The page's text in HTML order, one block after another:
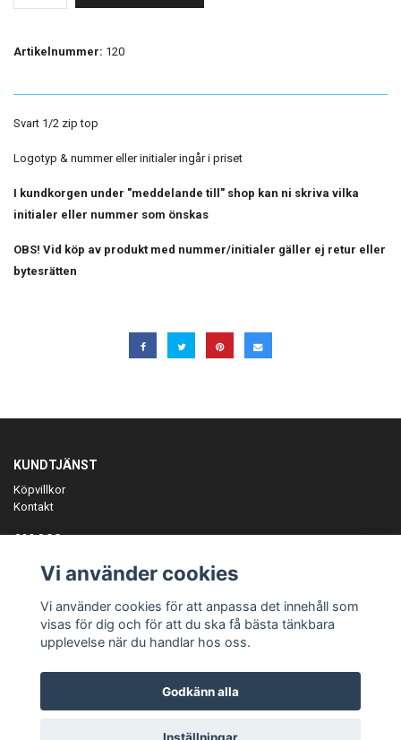
Artikelnummer: 120
Svart 1/2 zip top
Logotyp & nummer eller initialer ingår i priset
I kundkorgen under "meddelande till" shop kan ni skriva vilka
initialer eller nummer som önskas
OBS! Vid köp av produkt med nummer/initialer gäller ej retur eller
bytesrätten
KUNDTJÄNST
Köpvillkor
Kontakt
OM OSS
ANMÄL DIG TILL VÅRT NYHETSBREV
Prenumerera
© Copyright Teamgear
Vi använder cookies
Vi använder cookies för att anpassa det innehåll som
visas för dig och för att du ska få bästa tänkbara
upplevelse när du handlar hos oss.
Godkänn alla